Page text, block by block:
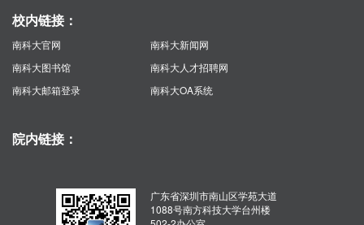
校内链接：
南科大官网
南科大新闻网
南科大图书馆
南科大人才招聘网
南科大邮箱登录
南科大OA系统
院内链接：
广东省深圳市南山区学苑大道
1088号南方科技大学台州楼